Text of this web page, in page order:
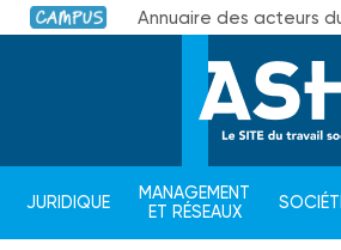
Campus Annuaire des acteurs
JURIDIQUE
MANAGEMENT
ET RÉSEAUX